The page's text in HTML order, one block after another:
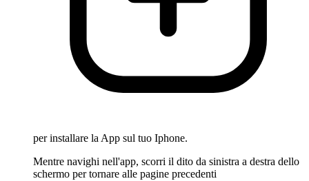
per installare la App sul tuo Iphone.
Mentre navighi nell'app, scorri il dito da sinistra a destra dello
schermo per tornare alle pagine precedenti